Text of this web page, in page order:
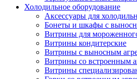
Холодильное оборудование
Аксессуары для
Бонеты и шкафы с
Витрины для
Витрины кондитерские
Витрины с выносным
Витрины со встроенным
Витрины